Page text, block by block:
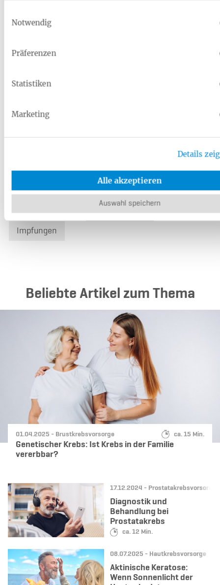
Notwendig
Präferenzen
Statistiken
Marketing
Details
Alle akzeptieren
Auswahl speichern
Alle Leistungen zum Thema Krebsvorsorge
Sport & Fitness Ernährung
Schwangerschaft & Geburt Gesundheit
Zahngesundheit Krebsvorsorge
Impfungen
Beliebte Artikel zum Thema
Datum:
01.04.2025 - Kategorie:
Brustkrebsvorsorge Lesedauer:
ca. 15 Min.
Genetischer Krebs: Ist Krebs in der Familie
vererbbar?
Datum:
17.12.2024 - Kategorie:
Prostatakrebsvorsorge
Lesedauer:
ca. 12 Min.
Diagnostik und
Behandlung bei
Prostatakrebs
Datum:
08.07.2025 - Kategorie:
Hautkrebsvorsorge
Aktinische Keratose:
Wenn Sonnenlicht der